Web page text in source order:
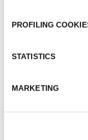
PROFILING
STATISTICS
MARKETING